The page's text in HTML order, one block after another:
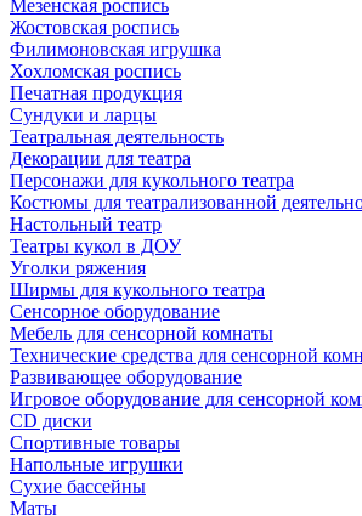
Мезенская роспись
Жостовская роспись
Филимоновская игрушка
Хохломская роспись
Печатная продукция
Сундуки и ларцы
Театральная деятельность
Декорации для театра
Персонажи для кукольного театра
Костюмы для театрализованной
Настольный театр
Театры кукол в ДОУ
Уголки ряжения
Ширмы для кукольного театра
Сенсорное оборудование
Мебель для сенсорной комнаты
Технические средства для сенсорной
Развивающее оборудование
Игровое оборудование для сенсорной
CD диски
Спортивные товары
Напольные игрушки
Сухие бассейны
Маты